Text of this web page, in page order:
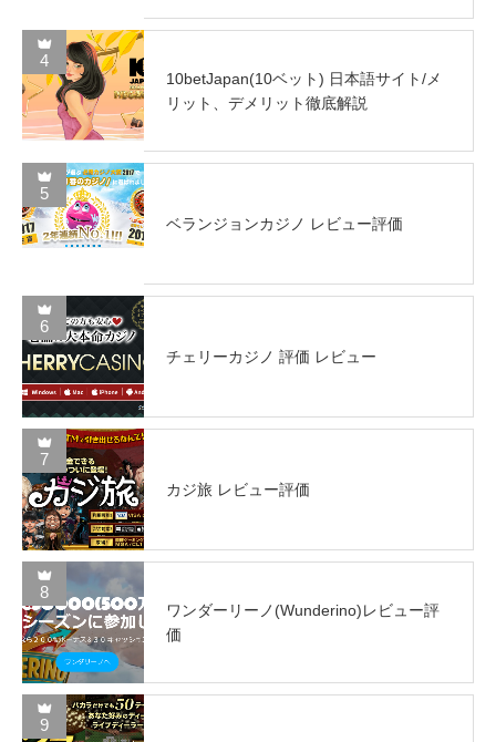
4
10betJapan(10ベット) 日本語サイト/メ
リット、デメリット徹底解説
5
ベランジョンカジノ レビュー評価
6
チェリーカジノ 評価 レビュー
7
カジ旅 レビュー評価
8
ワンダーリーノ(Wunderino)レビュー評
価
9